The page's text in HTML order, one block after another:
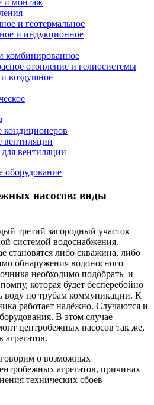
и монтаж
и геотермальное
и индукционное
комбинированное
отопление и гелиосистемы
воздушное
вентиляции
оборудование
насосов: виды
третий загородный участок
системой водоснабжения.
становятся либо скважина, либо
обнаружения водоносного
необходимо подобрать и
которая будет бесперебойно
воду по трубам коммуникации. К
работает надёжно. Случаются и
В этом случае
центробежных насосов так же,
агрегатов.
о возможных
агрегатов, причинах
технических сбоев